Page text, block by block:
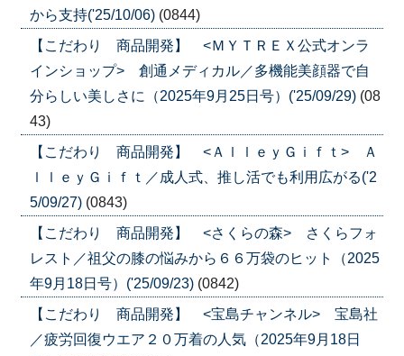
から支持('25/10/06) (0844)
【こだわり 商品開発】 <ＭＹＴＲＥＸ公式オンラ
インショップ> 創通メディカル／多機能美顔器で自
分らしい美しさに（2025年9月25日号）('25/09/29) (08
43)
【こだわり 商品開発】 <ＡｌｌｅｙＧｉｆｔ> Ａ
ｌｌｅｙＧｉｆｔ／成人式、推し活でも利用広がる('2
5/09/27) (0843)
【こだわり 商品開発】 <さくらの森> さくらフォ
レスト／祖父の膝の悩みから６６万袋のヒット（2025
年9月18日号）('25/09/23) (0842)
【こだわり 商品開発】 <宝島チャンネル> 宝島社
／疲労回復ウエア２０万着の人気（2025年9月18日